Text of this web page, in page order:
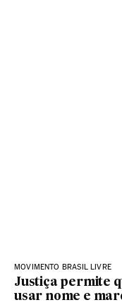
MOVIMENTO BRASIL LIVRE
Justiça permite
usar nome e